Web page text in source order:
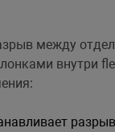
между
внутри